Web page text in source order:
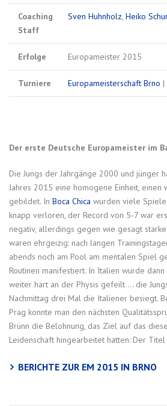
Coaching
Staff
Sven Huhnholz, Heiko
Erfolge Europameister 2015
Turniere Europameisterschaft Brno |
Der erste Deutsche Europameister im
Die Jungs der Jahrgänge 2000 und jünger
Jahres 2015 eine homogene Einheit, einen
gebildet. In Boca Chica wurden viele
knapp verloren, der Record von 5-7 war
negativ, allerdings gegen wie gesagt
waren ehrgeizig: nach langen
abends noch am Pool am mentalen Spiel
Routinen manifestiert. In Italien wurde
weiter hart an der Physis gefeilt … die
Nachmittag drei Mal die Italiener besiegt.
Prag konnte man den nächsten
Brünn die Belohnung, das Ziel auf das
Leidenschaft hingearbeitet hatten: Der Titel
BERICHTE ZUR EM 2015 IN BRNO